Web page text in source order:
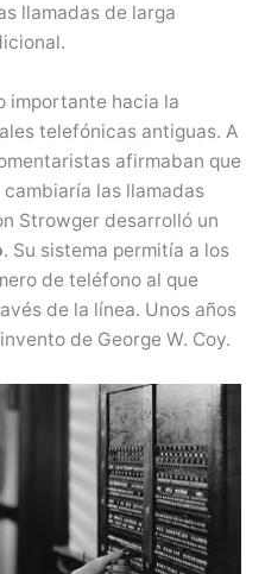
llamadas de larga
importante hacia la
telefónicas antiguas. A
afirmaban que
las llamadas
Strowger desarrolló un
. Su sistema permitía a los
de teléfono al que
de la línea. Unos años
de George W. Coy.